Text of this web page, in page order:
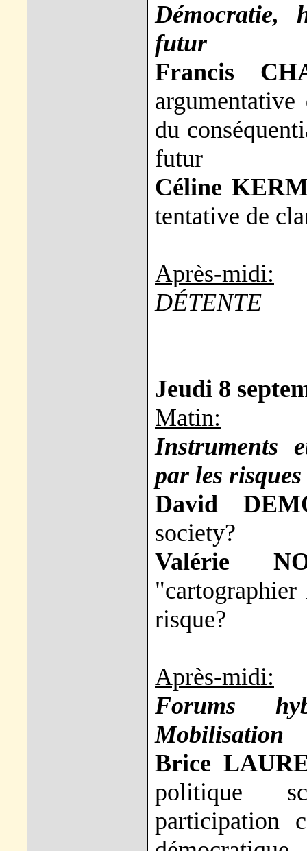
Démocratie,
futur
Francis
du
futur
Céline
tentative de
Après-midi:
DÉTENTE
Jeudi 8
Matin:
Instruments
par les risques
David
society?
Valérie
"cartographier
risque?
Après-midi:
Forums
Mobilisation
Brice
politique
participation